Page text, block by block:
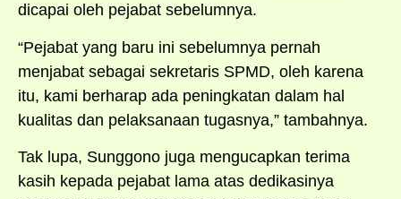
dicapai oleh pejabat sebelumnya.
“Pejabat yang baru ini sebelumnya pernah
menjabat sebagai sekretaris SPMD, oleh karena
itu, kami berharap ada peningkatan dalam hal
kualitas dan pelaksanaan tugasnya,” tambahnya.
Tak lupa, Sunggono juga mengucapkan terima
kasih kepada pejabat lama atas dedikasinya